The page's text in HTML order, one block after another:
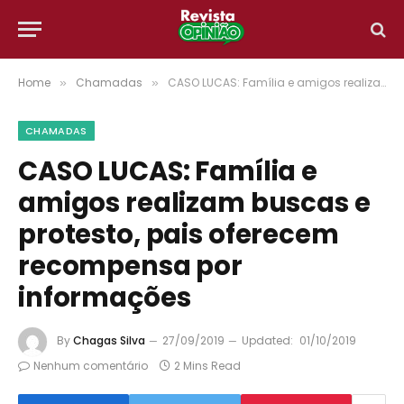
Home » Chamadas » CASO LUCAS: Família e amigos realizam buscas e protesto, pais oferecem recompensa por informações
CHAMADAS
CASO LUCAS: Família e
amigos realizam buscas e
protesto, pais oferecem
recompensa por
informações
ByChagas Silva 27/09/2019 Updated: 01/10/2019
Nenhum comentário
2 Mins Read